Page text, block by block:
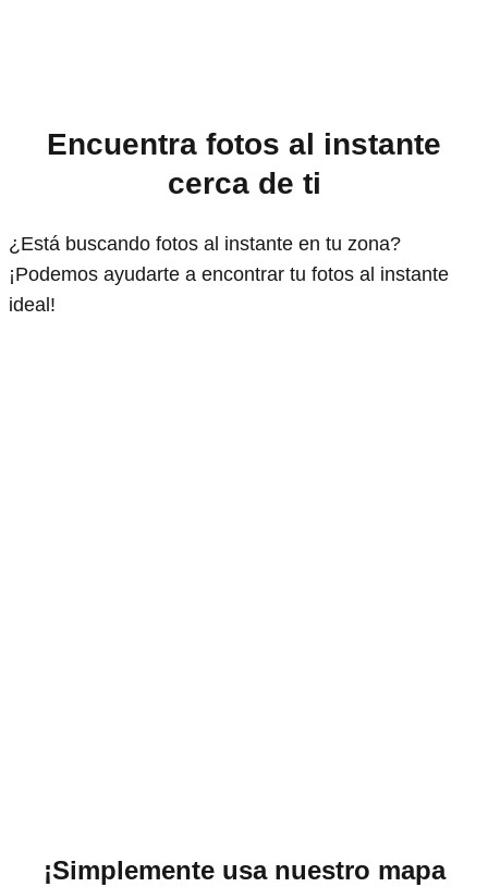
Encuentra fotos al instante
cerca de ti
¿Está buscando fotos al instante en tu zona?
¡Podemos ayudarte a encontrar tu fotos al instante
ideal!
¡Simplemente usa nuestro mapa